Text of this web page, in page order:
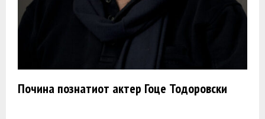
Почина познатиот актер Гоце Тодоровски